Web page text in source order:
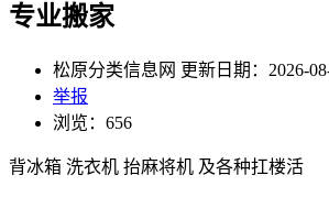
专业搬家
松原分类信息网 更新日期：2026-
举报
浏览：656
背冰箱 洗衣机 抬麻将机 及各种扛楼活